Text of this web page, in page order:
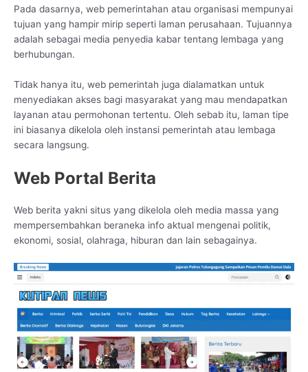
Pada dasarnya, web pemerintahan atau organisasi mempunyai
tujuan yang hampir mirip seperti laman perusahaan. Tujuannya
adalah sebagai media penyedia kabar tentang lembaga yang
berhubungan.
Tidak hanya itu, web pemerintah juga dialamatkan untuk
menyediakan akses bagi masyarakat yang mau mendapatkan
layanan atau permohonan tertentu. Oleh sebab itu, laman tipe
ini biasanya dikelola oleh instansi pemerintah atau lembaga
secara langsung.
Web Portal Berita
Web berita yakni situs yang dikelola oleh media massa yang
mempersembahkan beraneka info aktual mengenai politik,
ekonomi, sosial, olahraga, hiburan dan lain sebagainya.